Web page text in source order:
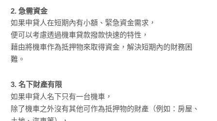
2. 急需資金
如果申貸人在短期內有小額、緊急資金需求，
便可以考慮透過機車貸款撥款快速的特性，
藉由將機車作為抵押物來取得資金，解決短期內的財務困
難。
3. 名下財產有限
如果申貸人名下只有一台機車，
除了機車之外沒有其他可作為抵押物的財產（例如：房屋、